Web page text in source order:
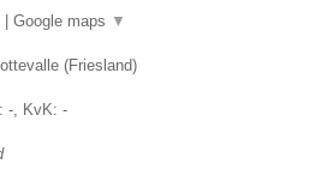
Google maps ▼
(Friesland)
-, KvK: -